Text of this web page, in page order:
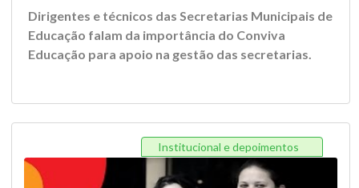
Dirigentes e técnicos das Secretarias Municipais de
Educação falam da importância do Conviva
Educação para apoio na gestão das secretarias.
Institucional e depoimentos